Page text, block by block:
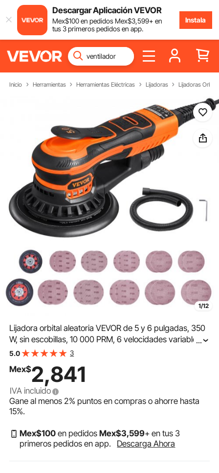
Descargar Aplicación VEVOR
Mex$100en pedidos Mex$3,599+ en
tus 3 primeros pedidos en app.
Instala
Inicio Herramientas Herramientas Eléctricas Lijadoras Lijadoras
1/12
Lijadora orbital aleatoria VEVOR de 5 y 6 pulgadas, 350
W, sin escobillas, 10 000 PRM, 6 velocidades variables,
con 20 hojas de lija, conector para polvo y manguera
...
5.0 3
Mex$2,841
IVA incluido
Gane al menos2% puntos en compras o ahorre hasta
15%.
Mex$100 en pedidosMex$3,599+ en tus 3
primeros pedidos en app.
Descarga Ahora